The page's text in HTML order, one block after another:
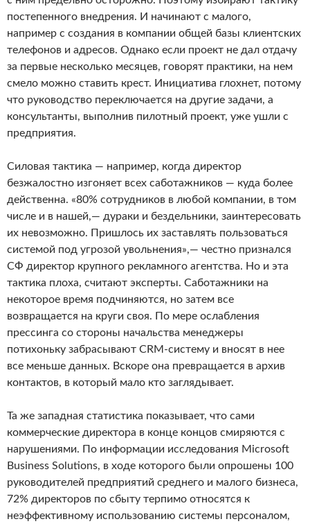
постепенного внедрения. И начинают с малого,
например с создания в компании общей базы клиентских
телефонов и адресов. Однако если проект не дал отдачу
за первые несколько месяцев, говорят практики, на нем
смело можно ставить крест. Инициатива глохнет, потому
что руководство переключается на другие задачи, а
консультанты, выполнив пилотный проект, уже ушли с
предприятия.
Силовая тактика — например, когда директор
безжалостно изгоняет всех саботажников — куда более
действенна. «80% сотрудников в любой компании, в том
числе и в нашей,— дураки и бездельники, заинтересовать
их невозможно. Пришлось их заставлять пользоваться
системой под угрозой увольнения»,— честно признался
СФ директор крупного рекламного агентства. Но и эта
тактика плоха, считают эксперты. Саботажники на
некоторое время подчиняются, но затем все
возвращается на круги своя. По мере ослабления
прессинга со стороны начальства менеджеры
потихоньку забрасывают CRM-систему и вносят в нее
все меньше данных. Вскоре она превращается в архив
контактов, в который мало кто заглядывает.
Та же западная статистика показывает, что сами
коммерческие директора в конце концов смиряются с
нарушениями. По информации исследования Microsoft
Business Solutions, в ходе которого были опрошены 100
руководителей предприятий среднего и малого бизнеса,
72% директоров по сбыту терпимо относятся к
неэффективному использованию системы персоналом,